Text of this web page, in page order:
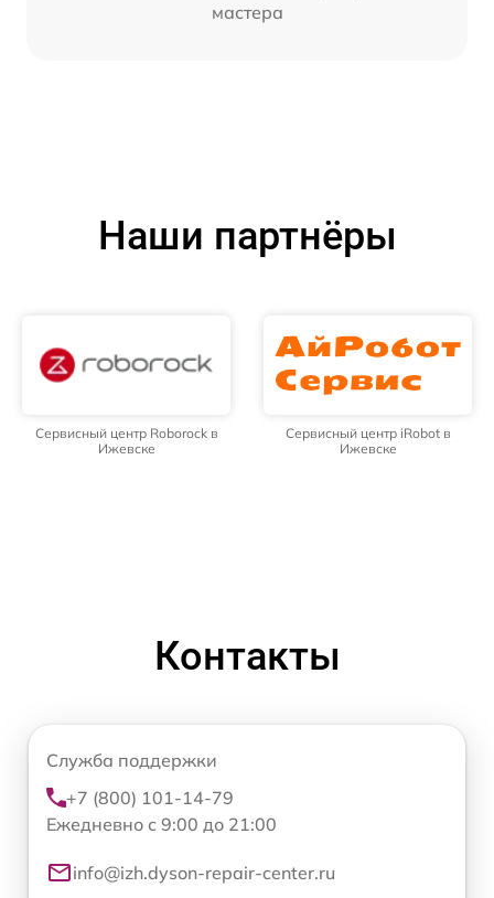
мастера
Наши партнёры
Сервисный центр Roborock в
Ижевске
Сервисный центр iRobot в
Ижевске
Контакты
Служба поддержки
+7 (800) 101-14-79
Ежедневно с 9:00 до 21:00
info@izh.dyson-repair-center.ru